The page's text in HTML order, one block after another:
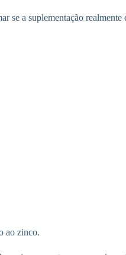
se a suplementação
ao zinco.